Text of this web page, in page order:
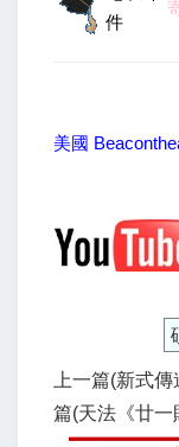
件
美國
上一篇(新式
篇(天法《廿一